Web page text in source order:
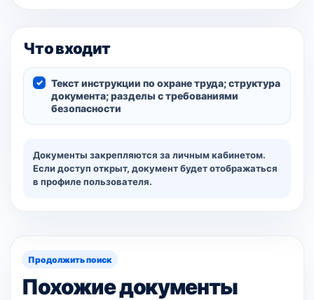
Что входит
Текст инструкции по охране труда; структура
документа; разделы с требованиями
безопасности
Документы закрепляются за личным кабинетом.
Если доступ открыт, документ будет отображаться
в профиле пользователя.
Продолжить поиск
Похожие документы